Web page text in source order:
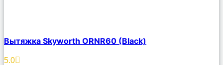
Описание
Избранное
Вытяжка Skyworth ORNR60 (Black)
5.0